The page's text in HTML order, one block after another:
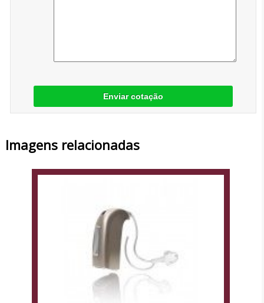
Enviar cotação
Imagens relacionadas